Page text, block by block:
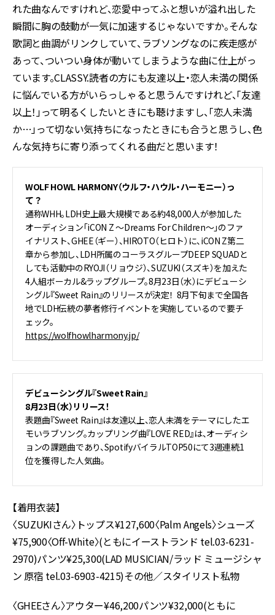
れた曲なんですけれど、恋愛中ってふと想いが溢れ出した
瞬間に胸の鼓動が一気に加速するじゃないですか。そんな
歌詞と曲調がリンクしていて、ラブソングなのに疾走感が
あって、ついつい身体が動いてしまうような曲に仕上がっ
ています。CLASSY.読者の方にも友達以上・恋人未満の関係
に悩んでいる方がいらっしゃると思うんですけれど、「友達
以上！」って明るくしたいときにも聴けますし、「恋人未満
か…」って切ない気持ちになったときにも合うと思うし、色
んな気持ちに寄り添ってくれる曲だと思います！
WOLF HOWL HARMONY（ウルフ・ハウル・ハーモニー）っ
て？
通称WHH。LDH史上最大規模である約48,000人が参加した
オーディション「iCON Z ～Dreams For Children～」のファ
イナリスト、GHEE（ギー）、HIROTO（ヒロト）に、iCON Z第二
章から参加し、LDH所属のコーラスグループDEEP SQUADと
しても活動中のRYOJI（リョウジ）、SUZUKI（スズキ）を加えた
4人組ボーカル&ラップグループ。8月23日（水）にデビューシ
ングル『Sweet Rain』のリリースが決定！ 8月下旬まで全国各
地でLDH伝統の夢者修行イベントを実施しているので要チ
ェック。
https://wolfhowlharmony.jp/
デビューシングル『Sweet Rain』
8月23日（水）リリース！
表題曲『Sweet Rain』は友達以上、恋人未満をテーマにしたエ
モいラブソング。カップリング曲『LOVE RED』は、オーディシ
ョンの課題曲であり、SpotifyバイラルTOP50にて3週連続1
位を獲得した人気曲。
【着用衣装】
〈SUZUKIさん〉トップス¥127,600〈Palm Angels〉シューズ
¥75,900〈Off-White〉(ともにイーストランド tel.03-6231-
2970)パンツ¥25,300(LAD MUSICIAN/ラッド ミュージシャ
ン 原宿 tel.03-6903-4215)その他／スタイリスト私物
〈GHEEさん〉アウター¥46,200パンツ¥32,000(ともに